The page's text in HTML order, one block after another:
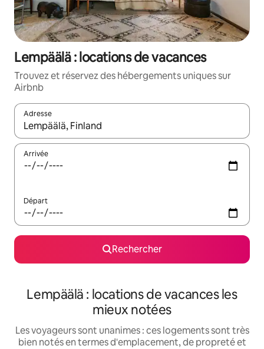
Lempäälä : locations de vacances
Trouvez et réservez des hébergements uniques sur
Airbnb
Adresse
Lorsque les résultats s'affichent, utilisez les flèches vers le
Arrivée
Départ
Rechercher
Lempäälä : locations de vacances les
mieux notées
Les voyageurs sont unanimes : ces logements sont très
bien notés en termes d'emplacement, de propreté et